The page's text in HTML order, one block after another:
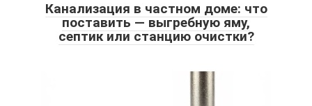
Канализация в частном доме: что
поставить — выгребную яму,
септик или станцию очистки?